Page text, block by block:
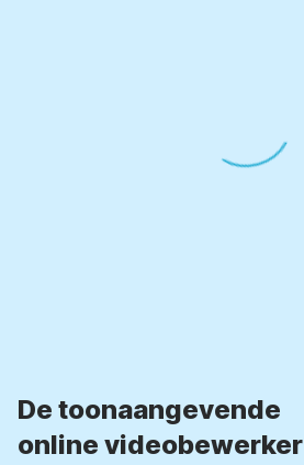
De toonaangevende
online videobewerker